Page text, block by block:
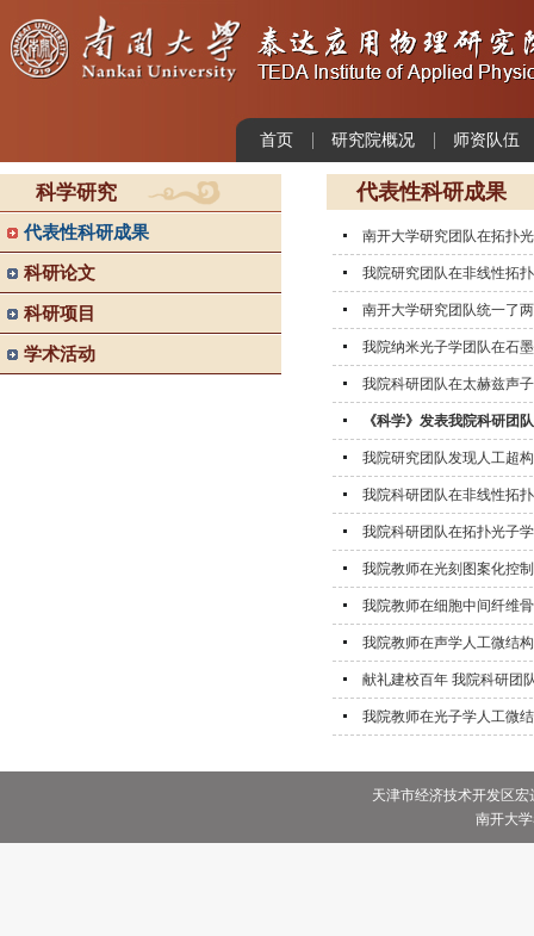
首页 研究院概况 师资队伍
科学研究
代表性科研成果
科研论文
科研项目
学术活动
代表性科研成果
南开大学研究团队在拓扑
我院研究团队在非线性拓
南开大学研究团队统一了
我院纳米光子学团队在石
我院科研团队在太赫兹声
《科学》发表我院科研团
我院研究团队发现人工超
我院科研团队在非线性拓
我院科研团队在拓扑光子
我院教师在光刻图案化控
我院教师在细胞中间纤维
我院教师在声学人工微结
献礼建校百年 我院科研团
我院教师在光子学人工微
天津市经济技术开发区宏
南开大